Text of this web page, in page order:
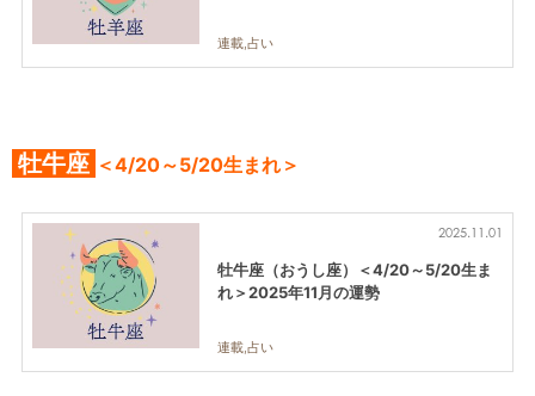
連載,占い
牡牛座 ＜4/20～5/20生まれ＞
2025.11.01
牡牛座（おうし座）＜4/20～5/20生ま
れ＞2025年11月の運勢
連載,占い